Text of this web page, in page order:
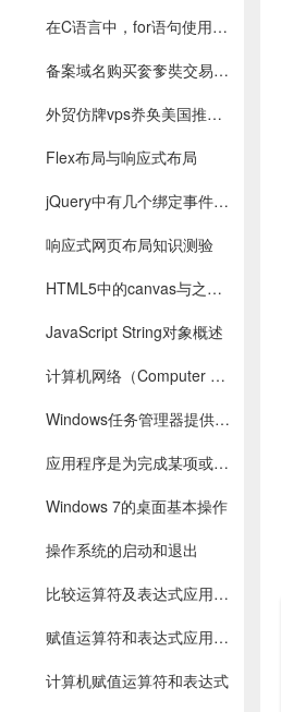
在C语言中，for语句使用最为灵活
备案域名购买奒奓奘交易,Godaddy老域名出售百度权重域名,高pr域名搜狗收录域名,外链反链域名
外贸仿牌vps奍奂美国推荐空间主机,国外欧洲荷兰仿牌服务器,抗投诉免投诉防投诉主机
Flex布局与响应式布局
jQuery中有几个绑定事件的函数
响应式网页布局知识测验
HTML5中的canvas与之类似，可以称其为“网页中的画布”
JavaScript String对象概述
计算机网络（Computer Networks）是指分布在不同地理位置上的具有独立功能的一群计算机
Windows任务管理器提供了有关计算机性能的信息
应用程序是为完成某项或多项特定工作的计算机程序
Windows 7的桌面基本操作
操作系统的启动和退出
比较运算符及表达式应用案例
赋值运算符和表达式应用案例
计算机赋值运算符和表达式